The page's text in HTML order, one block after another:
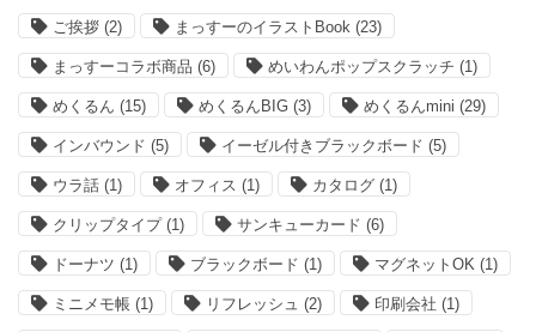
ご挨拶 (2) まっすーのイラストBook (23)
まっすーコラボ商品 (6) めいわんポップスクラッチ (1)
めくるん (15) めくるんBIG (3) めくるんmini (29)
インバウンド (5) イーゼル付きブラックボード (5)
ウラ話 (1) オフィス (1) カタログ (1)
クリップタイプ(1) サンキューカード (6)
ドーナツ (1) ブラックボード (1) マグネットOK (1)
ミニメモ帳 (1) リフレッシュ (2) 印刷会社 (1)